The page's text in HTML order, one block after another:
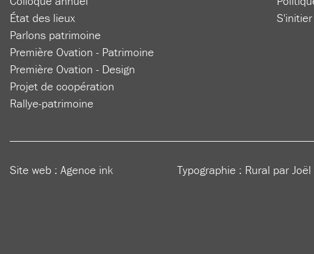
État des lieux
Parlons patrimoine
Première Ovation - Patrimoine
Première Ovation - Design
Projet de coopération
Rallye-patrimoine
Site web : Agence ink Typographie : Rural par Joël